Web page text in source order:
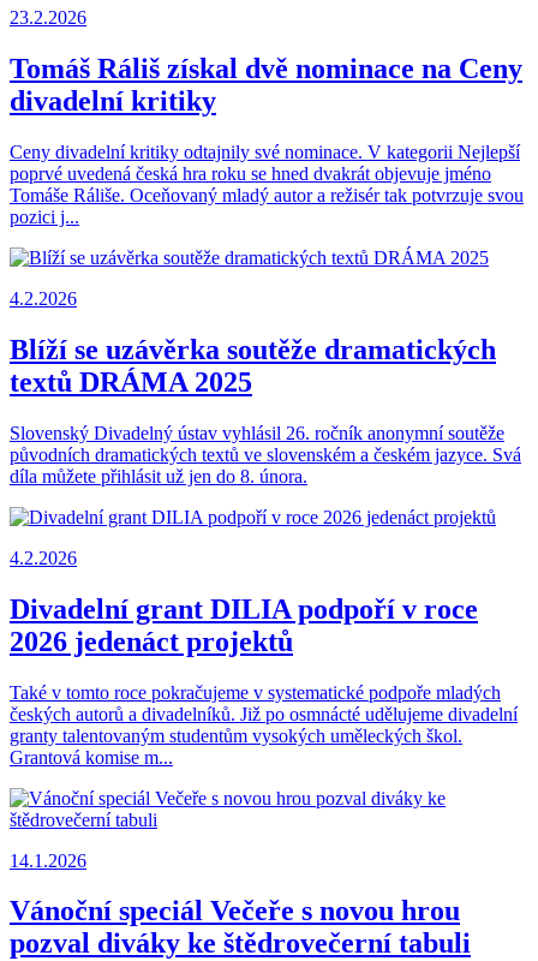
23.2.2026
Tomáš Ráliš získal dvě nominace na Ceny
divadelní kritiky
Ceny divadelní kritiky odtajnily své nominace. V kategorii Nejlepší
poprvé uvedená česká hra roku se hned dvakrát objevuje jméno
Tomáše Ráliše. Oceňovaný mladý autor a režisér tak potvrzuje svou
pozici j...
4.2.2026
Blíží se uzávěrka soutěže dramatických
textů DRÁMA 2025
Slovenský Divadelný ústav vyhlásil 26. ročník anonymní soutěže
původních dramatických textů ve slovenském a českém jazyce. Svá
díla můžete přihlásit už jen do 8. února.
4.2.2026
Divadelní grant DILIA podpoří v roce
2026 jedenáct projektů
Také v tomto roce pokračujeme v systematické podpoře mladých
českých autorů a divadelníků. Již po osmnácté udělujeme divadelní
granty talentovaným studentům vysokých uměleckých škol.
Grantová komise m...
14.1.2026
Vánoční speciál Večeře s novou hrou
pozval diváky ke štědrovečerní tabuli